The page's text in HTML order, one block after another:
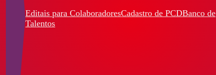
Editais para ColaboradoresCadastro de PCDBanco de
Talentos